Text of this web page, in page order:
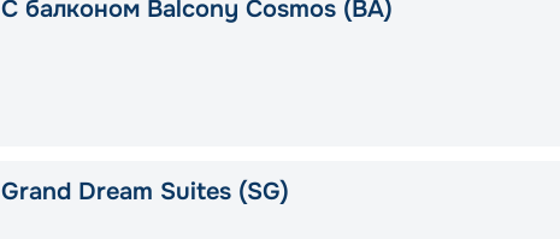
С балконом Balcony Cosmos (BA)
Grand Dream Suites (SG)